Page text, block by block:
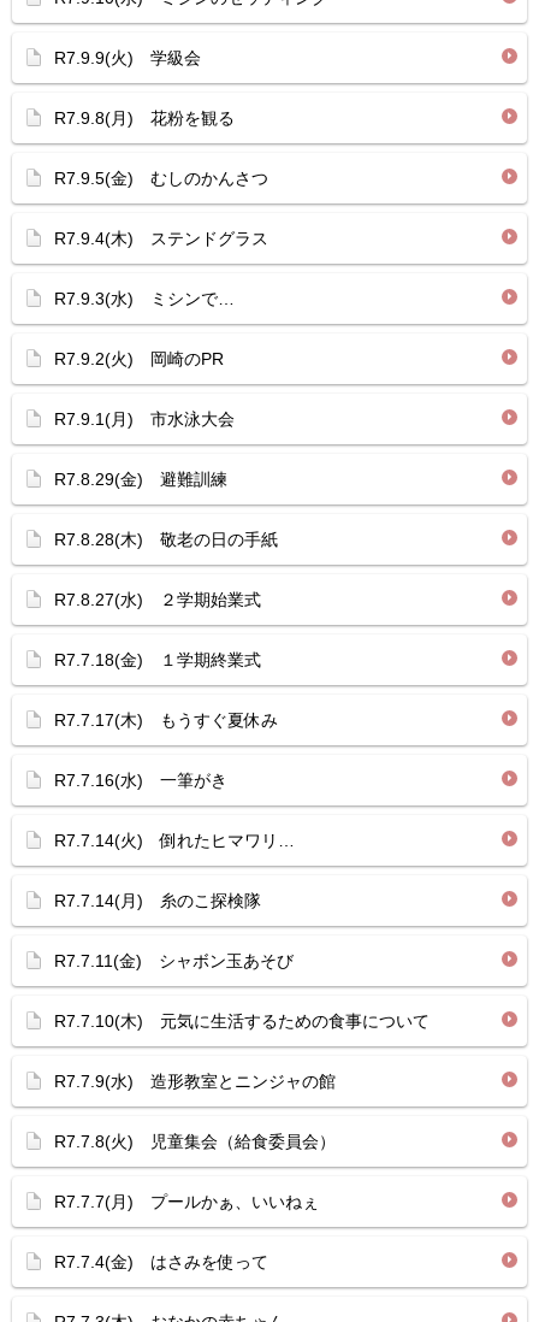
R7.9.9(火) 学級会
R7.9.8(月) 花粉を観る
R7.9.5(金) むしのかんさつ
R7.9.4(木) ステンドグラス
R7.9.3(水) ミシンで…
R7.9.2(火) 岡崎のPR
R7.9.1(月) 市水泳大会
R7.8.29(金) 避難訓練
R7.8.28(木) 敬老の日の手紙
R7.8.27(水) ２学期始業式
R7.7.18(金) １学期終業式
R7.7.17(木) もうすぐ夏休み
R7.7.16(水) 一筆がき
R7.7.14(火) 倒れたヒマワリ…
R7.7.14(月) 糸のこ探検隊
R7.7.11(金) シャボン玉あそび
R7.7.10(木) 元気に生活するための食事について
R7.7.9(水) 造形教室とニンジャの館
R7.7.8(火) 児童集会（給食委員会）
R7.7.7(月) プールかぁ、いいねぇ
R7.7.4(金) はさみを使って